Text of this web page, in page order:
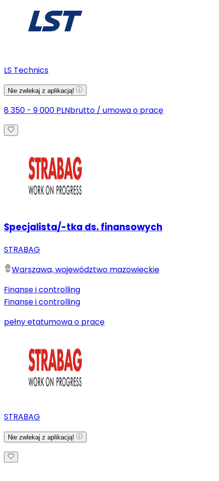
LS Technics
Nie zwlekaj z aplikacją!
8 350 - 9 000 PLNbrutto / umowa o pracę
Specjalista/-tka ds. finansowych
STRABAG
Warszawa, województwo mazowieckie
Finanse i controlling
Finanse i controlling
pełny etatumowa o pracę
STRABAG
Nie zwlekaj z aplikacją!